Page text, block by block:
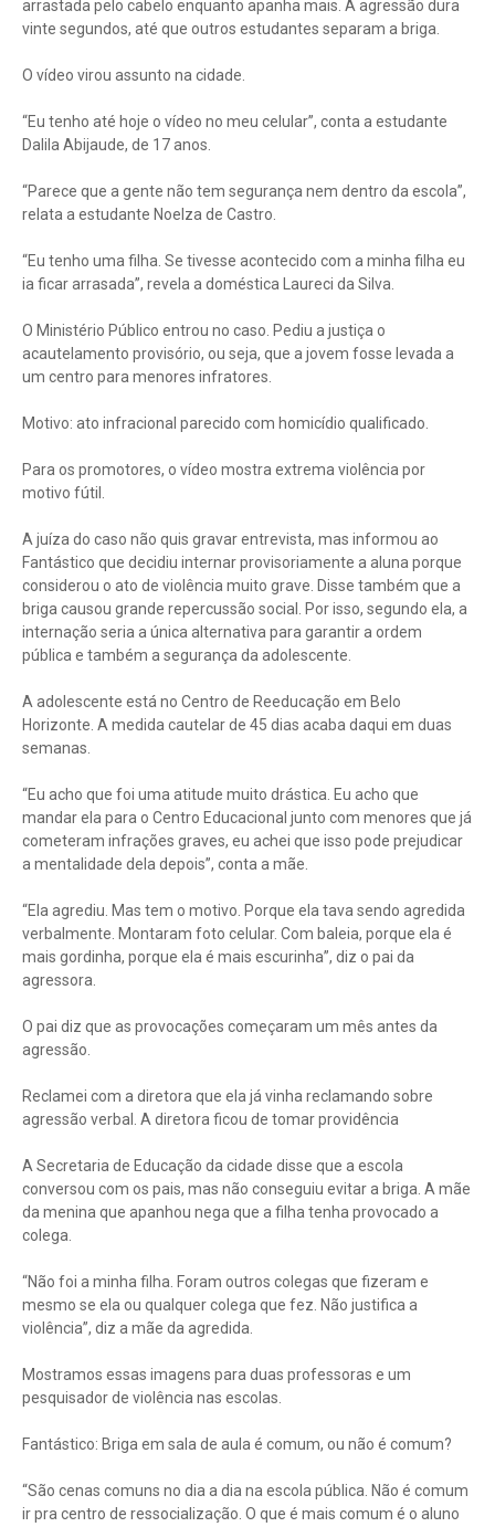
arrastada pelo cabelo enquanto apanha mais. A agressão dura
vinte segundos, até que outros estudantes separam a briga.
O vídeo virou assunto na cidade.
“Eu tenho até hoje o vídeo no meu celular”, conta a estudante
Dalila Abijaude, de 17 anos.
“Parece que a gente não tem segurança nem dentro da escola”,
relata a estudante Noelza de Castro.
“Eu tenho uma filha. Se tivesse acontecido com a minha filha eu
ia ficar arrasada”, revela a doméstica Laureci da Silva.
O Ministério Público entrou no caso. Pediu a justiça o
acautelamento provisório, ou seja, que a jovem fosse levada a
um centro para menores infratores.
Motivo: ato infracional parecido com homicídio qualificado.
Para os promotores, o vídeo mostra extrema violência por
motivo fútil.
A juíza do caso não quis gravar entrevista, mas informou ao
Fantástico que decidiu internar provisoriamente a aluna porque
considerou o ato de violência muito grave. Disse também que a
briga causou grande repercussão social. Por isso, segundo ela, a
internação seria a única alternativa para garantir a ordem
pública e também a segurança da adolescente.
A adolescente está no Centro de Reeducação em Belo
Horizonte. A medida cautelar de 45 dias acaba daqui em duas
semanas.
“Eu acho que foi uma atitude muito drástica. Eu acho que
mandar ela para o Centro Educacional junto com menores que já
cometeram infrações graves, eu achei que isso pode prejudicar
a mentalidade dela depois”, conta a mãe.
“Ela agrediu. Mas tem o motivo. Porque ela tava sendo agredida
verbalmente. Montaram foto celular. Com baleia, porque ela é
mais gordinha, porque ela é mais escurinha”, diz o pai da
agressora.
O pai diz que as provocações começaram um mês antes da
agressão.
Reclamei com a diretora que ela já vinha reclamando sobre
agressão verbal. A diretora ficou de tomar providência
A Secretaria de Educação da cidade disse que a escola
conversou com os pais, mas não conseguiu evitar a briga. A mãe
da menina que apanhou nega que a filha tenha provocado a
colega.
“Não foi a minha filha. Foram outros colegas que fizeram e
mesmo se ela ou qualquer colega que fez. Não justifica a
violência”, diz a mãe da agredida.
Mostramos essas imagens para duas professoras e um
pesquisador de violência nas escolas.
Fantástico: Briga em sala de aula é comum, ou não é comum?
“São cenas comuns no dia a dia na escola pública. Não é comum
ir pra centro de ressocialização. O que é mais comum é o aluno